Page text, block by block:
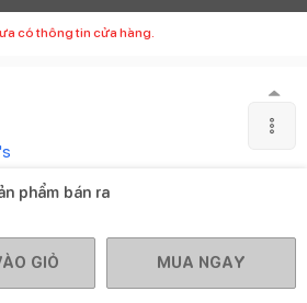
có thông tin cửa hàng.
phẩm bán ra
GIỎ MUA NGAY